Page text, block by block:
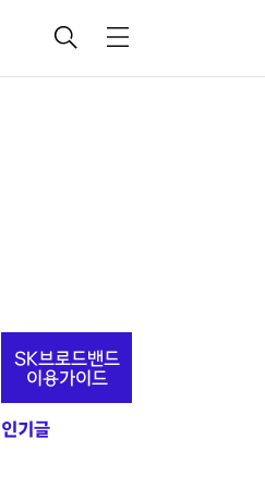
검
메
추
정
보
SK브로드밴드
이용가이드
인기글